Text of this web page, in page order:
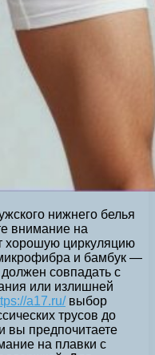
нижнего белья
внимание на
хорошую циркуляцию
и бамбук —
должен совпадать с
или излишней
a17.ru/выбор
трусов до
вы предпочитаете
на плавки с